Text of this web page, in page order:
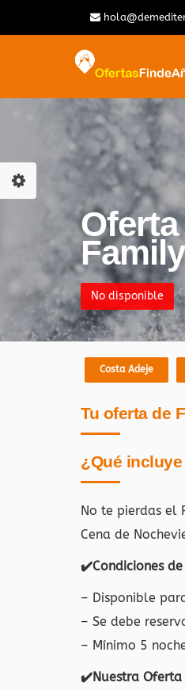
No disponible
Costa Adeje
Tu oferta de
¿Qué
No te pierdas el
Cena de
✔️Condiciones
– Disponible
– Se debe
– Mínimo 5
✔️Nuestra Oferta